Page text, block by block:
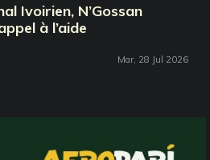
Ivoirien, N’Gossan
à l’aide
Mar, 28 Jul 2026